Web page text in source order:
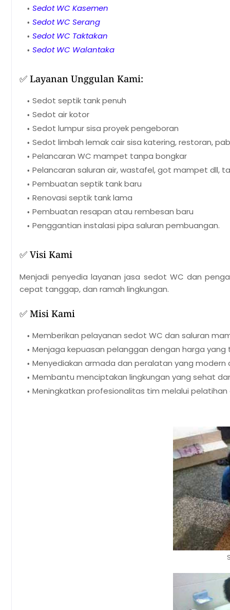
Sedot WC Kasemen
Sedot WC Serang
Sedot WC Taktakan
Sedot WC Walantaka
✅ Layanan Unggulan Kami:
Sedot septik tank penuh
Sedot air kotor
Sedot lumpur sisa proyek pengeboran
Sedot limbah lemak cair sisa katering, restoran,
Pelancaran WC mampet tanpa bongkar
Pelancaran saluran air, wastafel, got mampet dll,
Pembuatan septik tank baru
Renovasi septik tank lama
Pembuatan resapan atau rembesan baru
Penggantian instalasi pipa saluran pembuangan.
✅ Visi Kami
Menjadi penyedia layanan jasa sedot WC dan
cepat tanggap, dan ramah lingkungan.
✅ Misi Kami
Memberikan pelayanan sedot WC dan saluran
Menjaga kepuasan pelanggan dengan harga
Menyediakan armada dan peralatan yang
Membantu menciptakan lingkungan yang sehat
Meningkatkan profesionalitas tim melalui